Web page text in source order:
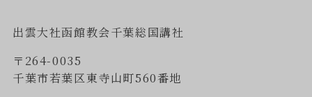
出雲大社函館教会千葉総国講社
〒264-0035
千葉市若葉区東寺山町560番地